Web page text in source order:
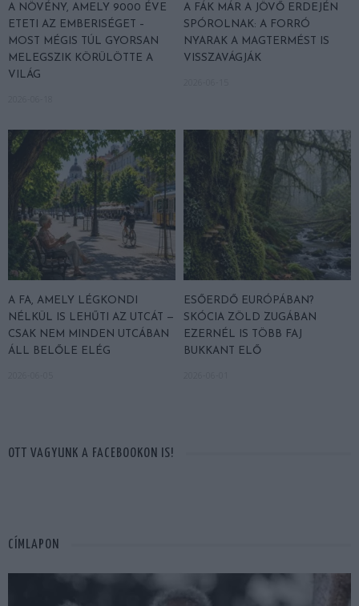
A NÖVÉNY, AMELY 9000 ÉVE
ETETI AZ EMBERISÉGET –
MOST MÉGIS TÚL GYORSAN
MELEGSZIK KÖRÜLÖTTE A
VILÁG
A FÁK MÁR A JÖVŐ ERDEJÉN
SPÓROLNAK: A FORRÓ
NYARAK A MAGTERMÉST IS
VISSZAVÁGJÁK
A FA, AMELY LÉGKONDI
NÉLKÜL IS LEHŰTI AZ UTCÁT —
CSAK NEM MINDEN UTCÁBAN
ÁLL BELŐLE ELÉG
ESŐERDŐ EURÓPÁBAN?
SKÓCIA ZÖLD ZUGÁBAN
EZERNÉL IS TÖBB FAJ
BUKKANT ELŐ
OTT VAGYUNK A FACEBOOKON IS!
CÍMLAPON